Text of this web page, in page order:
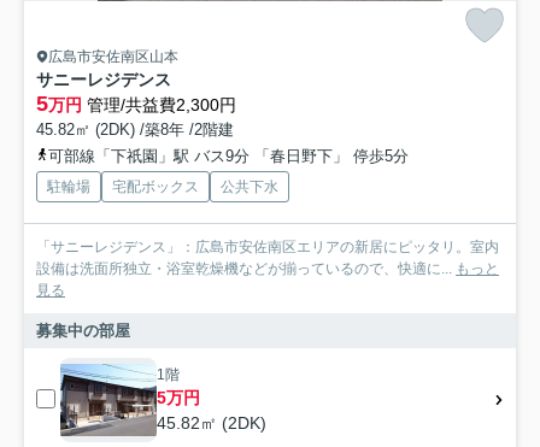
広島市安佐南区山本
サニーレジデンス
5万円 管理/共益費2,300円
45.82㎡ (2DK) /築8年 /2階建
可部線「下祇園」駅 バス9分 「春日野下」 停歩5分
駐輪場 宅配ボックス 公共下水
「サニーレジデンス」：広島市安佐南区エリアの新居にピッタリ。室内
設備は洗面所独立・浴室乾燥機などが揃っているので、快適に... もっと
見る
募集中の部屋
1階
5万円
45.82㎡ (2DK)